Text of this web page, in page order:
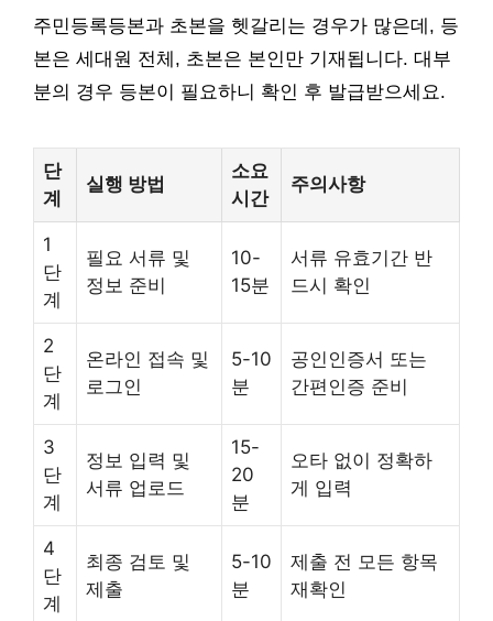
주민등록등본과 초본을 헷갈리는 경우가 많은데, 등
본은 세대원 전체, 초본은 본인만 기재됩니다. 대부
분의 경우 등본이 필요하니 확인 후 발급받으세요.
단
계
실행 방법
소요
시간
주의사항
1
단
계
필요 서류 및
정보 준비
10-
15분
서류 유효기간 반
드시 확인
2
단
계
온라인 접속 및
로그인
5-10
분
공인인증서 또는
간편인증 준비
3
단
계
정보 입력 및
서류 업로드
15-
20
분
오타 없이 정확하
게 입력
4
단
계
최종 검토 및
제출
5-10
분
제출 전 모든 항목
재확인